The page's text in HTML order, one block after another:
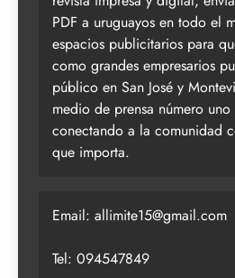
PDF a uruguayos en todo el
espacios publicitarios para
como grandes empresarios
público en San José y
medio de prensa número
conectando a la comunidad
que importa.
Email: allimite15@gmail.com
Tel: 094547849